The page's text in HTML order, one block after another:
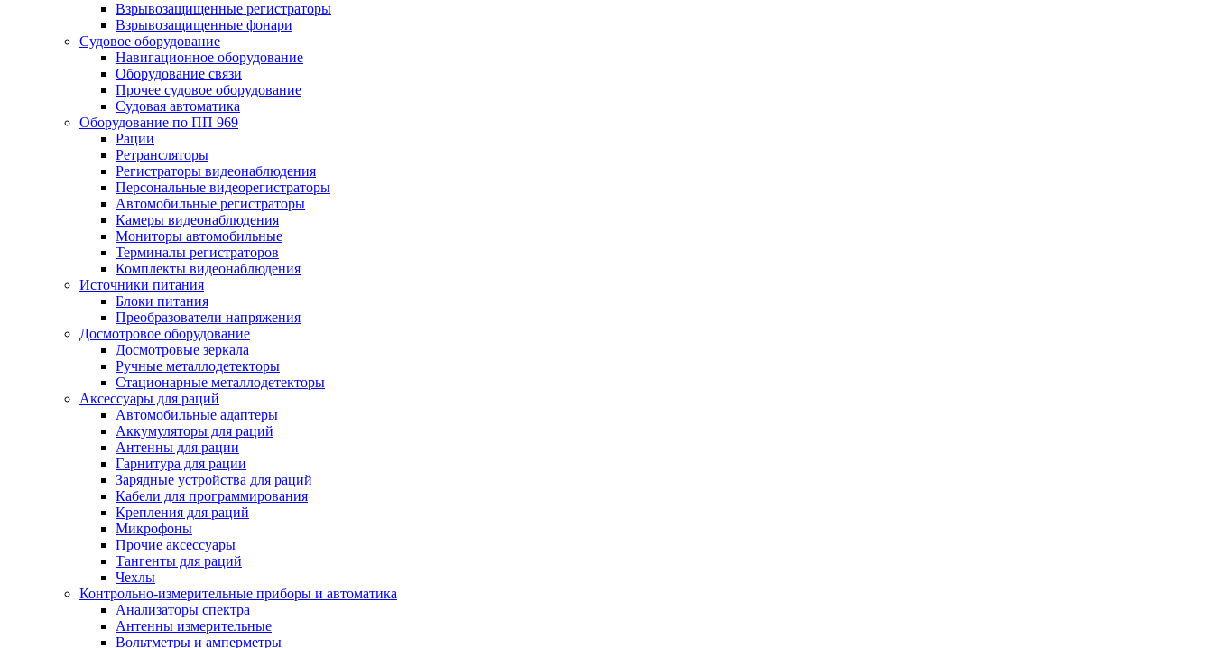
Взрывозащищенные регистраторы
Взрывозащищенные фонари
Судовое оборудование
Навигационное оборудование
Оборудование связи
Прочее судовое оборудование
Судовая автоматика
Оборудование по ПП 969
Рации
Ретрансляторы
Регистраторы видеонаблюдения
Персональные видеорегистраторы
Автомобильные регистраторы
Камеры видеонаблюдения
Мониторы автомобильные
Терминалы регистраторов
Комплекты видеонаблюдения
Источники питания
Блоки питания
Преобразователи напряжения
Досмотровое оборудование
Досмотровые зеркала
Ручные металлодетекторы
Стационарные металлодетекторы
Аксессуары для раций
Автомобильные адаптеры
Аккумуляторы для раций
Антенны для рации
Гарнитура для рации
Зарядные устройства для раций
Кабели для программирования
Крепления для раций
Микрофоны
Прочие аксессуары
Тангенты для раций
Чехлы
Контрольно-измерительные приборы и автоматика
Анализаторы спектра
Антенны измерительные
Вольтметры и амперметры